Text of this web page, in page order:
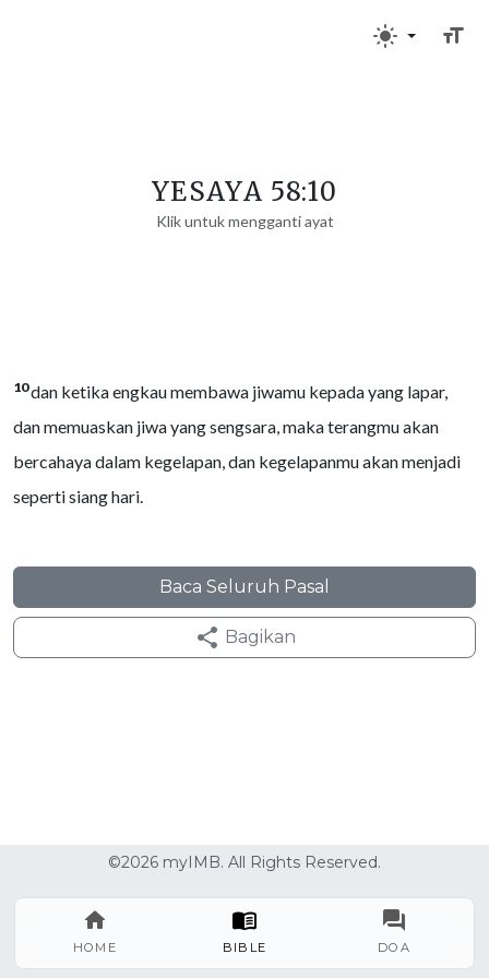
HOME BIBLE DOA
YESAYA 58:10
Klik untuk mengganti ayat
10dan ketika engkau membawa jiwamu kepada yang lapar,
dan memuaskan jiwa yang sengsara, maka terangmu akan
bercahaya dalam kegelapan, dan kegelapanmu akan menjadi
seperti siang hari.
Baca Seluruh Pasal
Bagikan
©2026 myIMB. All Rights Reserved.